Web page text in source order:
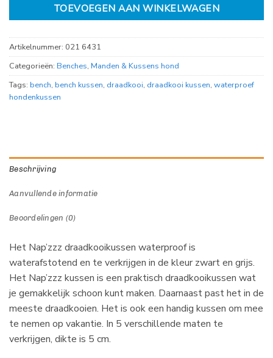
TOEVOEGEN AAN WINKELWAGEN
Artikelnummer: 021 6431
Categorieën: Benches, Manden & Kussens hond
Tags: bench, bench kussen, draadkooi, draadkooi kussen, waterproef
hondenkussen
Beschrijving
Aanvullende informatie
Beoordelingen (0)
Het Nap’zzz draadkooikussen waterproof is
waterafstotend en te verkrijgen in de kleur zwart en grijs.
Het Nap’zzz kussen is een praktisch draadkooikussen wat
je gemakkelijk schoon kunt maken. Daarnaast past het in de
meeste draadkooien. Het is ook een handig kussen om mee
te nemen op vakantie. In 5 verschillende maten te
verkrijgen, dikte is 5 cm.